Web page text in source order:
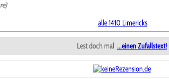
alle 1410 Limericks
Lest doch mal ...einen Zufallstext!